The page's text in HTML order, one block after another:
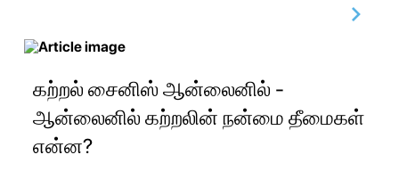
கற்றல் சைனிஸ் ஆன்லைனில் -
ஆன்லைனில் கற்றலின் நன்மை தீமைகள்
என்ன?